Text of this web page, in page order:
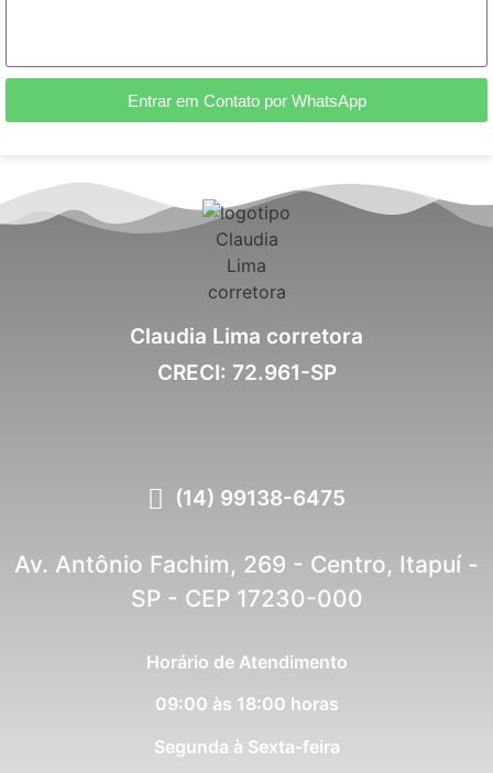
Entrar em Contato por WhatsApp
Claudia Lima corretora
CRECI: 72.961-SP
(14) 99138-6475
Av. Antônio Fachim, 269 - Centro, Itapuí -
SP - CEP 17230-000
Horário de Atendimento
09:00 às 18:00 horas
Segunda à Sexta-feira